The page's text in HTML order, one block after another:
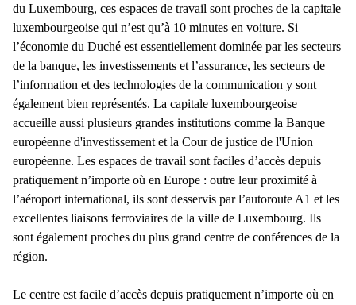
du Luxembourg, ces espaces de travail sont proches de la capitale
luxembourgeoise qui n’est qu’à 10 minutes en voiture. Si
l’économie du Duché est essentiellement dominée par les secteurs
de la banque, les investissements et l’assurance, les secteurs de
l’information et des technologies de la communication y sont
également bien représentés. La capitale luxembourgeoise
accueille aussi plusieurs grandes institutions comme la Banque
européenne d'investissement et la Cour de justice de l'Union
européenne. Les espaces de travail sont faciles d’accès depuis
pratiquement n’importe où en Europe : outre leur proximité à
l’aéroport international, ils sont desservis par l’autoroute A1 et les
excellentes liaisons ferroviaires de la ville de Luxembourg. Ils
sont également proches du plus grand centre de conférences de la
région.
Le centre est facile d’accès depuis pratiquement n’importe où en